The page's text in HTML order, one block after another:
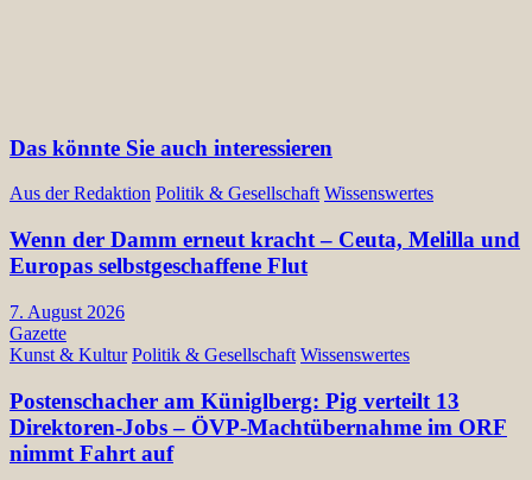
Das könnte Sie auch interessieren
Aus der Redaktion Politik & Gesellschaft Wissenswertes
Wenn der Damm erneut kracht – Ceuta, Melilla und
Europas selbstgeschaffene Flut
7. August 2026
Gazette
Kunst & Kultur Politik & Gesellschaft Wissenswertes
Postenschacher am Küniglberg: Pig verteilt 13
Direktoren-Jobs – ÖVP-Machtübernahme im ORF
nimmt Fahrt auf